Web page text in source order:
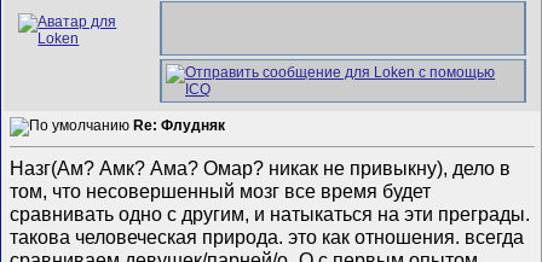
Re: Флудняк
Назг(Ам? Амк? Ама? Омар? никак не привыкну), дело в
том, что несовершенный мозг все время будет
сравнивать одно с другим, и натыкаться на эти преграды.
такова человеческая природа. это как отношения. всегда